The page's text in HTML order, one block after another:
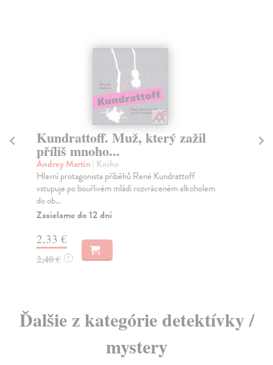
Kundrattoff. Muž, který zažil
příliš mnoho...
Andrey Martin | Kniha
Hlavní protagonista příběhů René Kundrattoff
vstupuje po bouřlivém mládí rozvráceném alkoholem
do ob...
Zasielame do 12 dní
2,33 €
2,40 € ?
Ďalšie z kategórie detektívky /
mystery